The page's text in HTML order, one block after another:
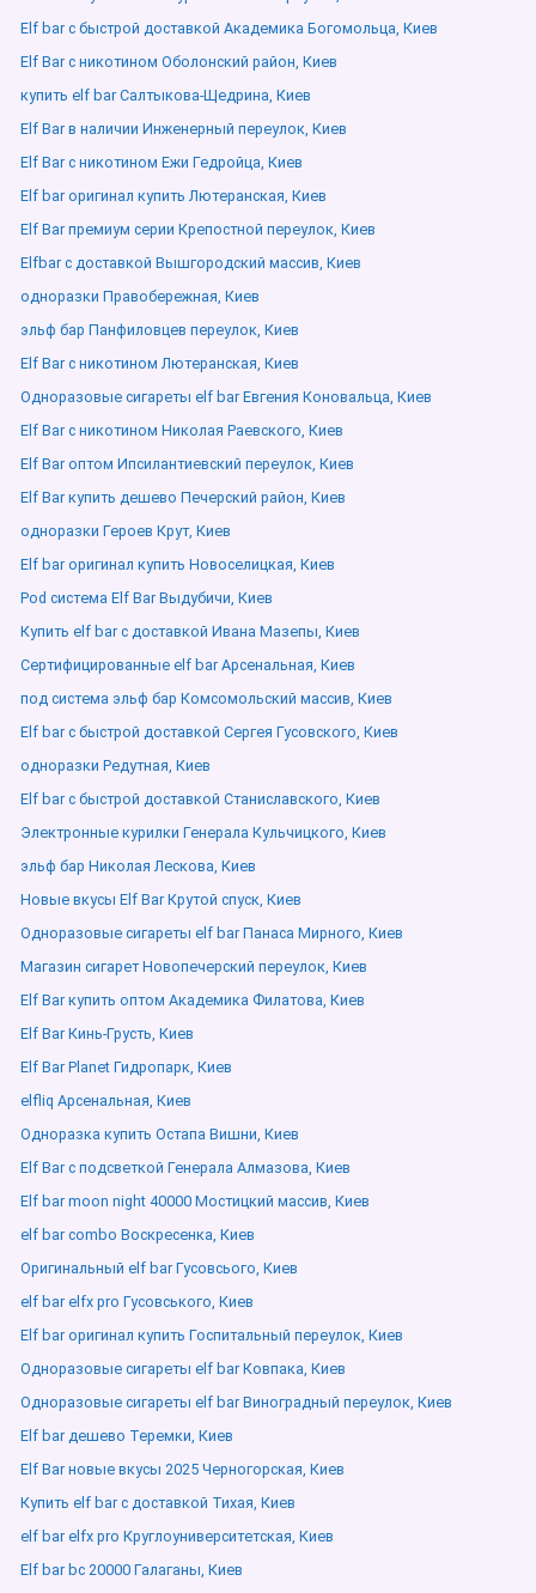
Elf bar с быстрой доставкой Академика Богомольца, Киев
Elf Bar с никотином Оболонский район, Киев
купить elf bar Салтыкова-Щедрина, Киев
Elf Bar в наличии Инженерный переулок, Киев
Elf Bar с никотином Ежи Гедройца, Киев
Elf bar оригинал купить Лютеранская, Киев
Elf Bar премиум серии Крепостной переулок, Киев
Elfbar с доставкой Вышгородский массив, Киев
одноразки Правобережная, Киев
эльф бар Панфиловцев переулок, Киев
Elf Bar с никотином Лютеранская, Киев
Одноразовые сигареты elf bar Евгения Коновальца, Киев
Elf Bar с никотином Николая Раевского, Киев
Elf Bar оптом Ипсилантиевский переулок, Киев
Elf Bar купить дешево Печерский район, Киев
одноразки Героев Крут, Киев
Elf bar оригинал купить Новоселицкая, Киев
Pod система Elf Bar Выдубичи, Киев
Купить elf bar с доставкой Ивана Мазепы, Киев
Сертифицированные elf bar Арсенальная, Киев
под система эльф бар Комсомольский массив, Киев
Elf bar с быстрой доставкой Сергея Гусовского, Киев
одноразки Редутная, Киев
Elf bar с быстрой доставкой Станиславского, Киев
Электронные курилки Генерала Кульчицкого, Киев
эльф бар Николая Лескова, Киев
Новые вкусы Elf Bar Крутой спуск, Киев
Одноразовые сигареты elf bar Панаса Мирного, Киев
Магазин сигарет Новопечерский переулок, Киев
Elf Bar купить оптом Академика Филатова, Киев
Elf Bar Кинь-Грусть, Киев
Elf Bar Planet Гидропарк, Киев
elfliq Арсенальная, Киев
Одноразка купить Остапа Вишни, Киев
Elf Bar с подсветкой Генерала Алмазова, Киев
Elf bar moon night 40000 Мостицкий массив, Киев
elf bar combo Воскресенка, Киев
Оригинальный elf bar Гусовсього, Киев
elf bar elfx pro Гусовського, Киев
Elf bar оригинал купить Госпитальный переулок, Киев
Одноразовые сигареты elf bar Ковпака, Киев
Одноразовые сигареты elf bar Виноградный переулок, Киев
Elf bar дешево Теремки, Киев
Elf Bar новые вкусы 2025 Черногорская, Киев
Купить elf bar с доставкой Тихая, Киев
elf bar elfx pro Круглоуниверситетская, Киев
Elf bar bc 20000 Галаганы, Киев